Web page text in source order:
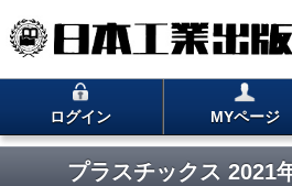
ログイン MYページ
プラスチックス 2021